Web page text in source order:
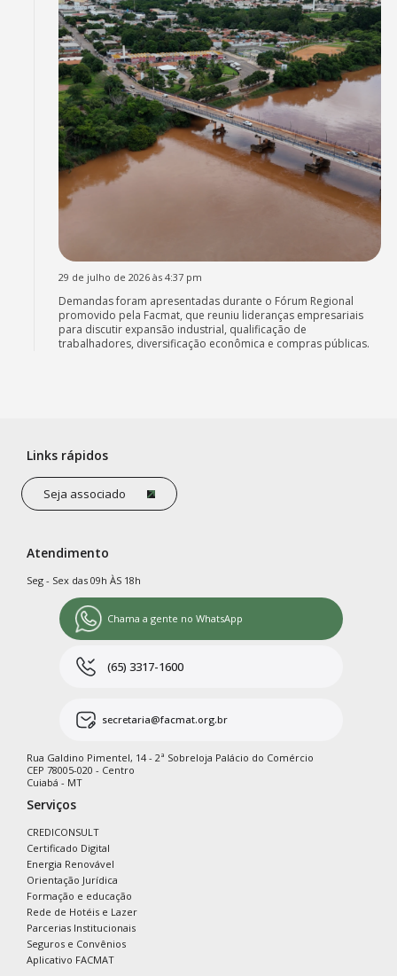
29 de julho de 2026 às 4:37 pm
Demandas foram apresentadas durante o Fórum Regional
promovido pela Facmat, que reuniu lideranças empresariais
para discutir expansão industrial, qualificação de
trabalhadores, diversificação econômica e compras públicas.
Links rápidos
Seja associado
Atendimento
Seg - Sex das 09h ÀS 18h
Chama a gente no WhatsApp
(65) 3317-1600
secretaria@facmat.org.br
Rua Galdino Pimentel, 14 - 2ª Sobreloja Palácio do Comércio
CEP 78005-020 - Centro
Cuiabá - MT
Serviços
CREDICONSULT
Certificado Digital
Energia Renovável
Orientação Jurídica
Formação e educação
Rede de Hotéis e Lazer
Parcerias Institucionais
Seguros e Convênios
Aplicativo FACMAT